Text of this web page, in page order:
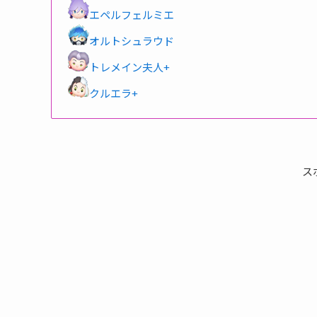
エペルフェルミエ
オルトシュラウド
トレメイン夫人+
クルエラ+
ス